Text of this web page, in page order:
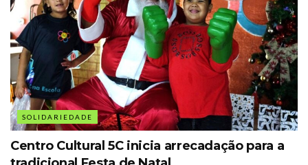
SOLIDARIEDADE
Centro Cultural 5C inicia arrecadação para a